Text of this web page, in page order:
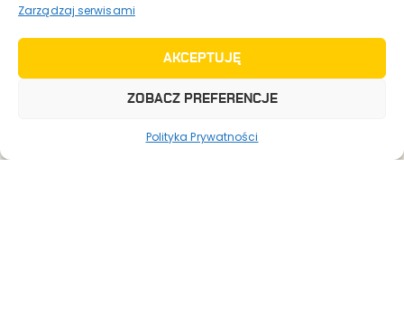
Zarządzaj serwisami
AKCEPTUJĘ
ZOBACZ PREFERENCJE
Polityka Prywatności
Gospodarstwo Pasieczne “Sądecki Bartnik” sp. z
o.o.
33-331 Stróże 235, Polska